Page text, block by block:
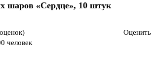
шаров «Сердце», 10 штук
Оценить
человек